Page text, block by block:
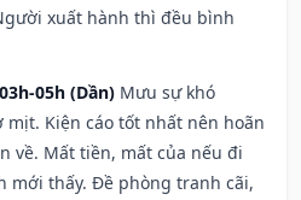
xuất hành thì đều bình
05h (Dần) Mưu sự khó
Kiện cáo tốt nhất nên hoãn
về. Mất tiền, mất của nếu đi
mới thấy. Đề phòng tranh cãi,